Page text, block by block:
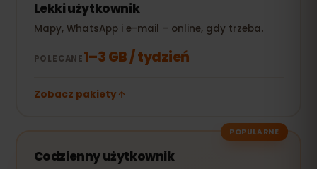
Lekki użytkownik
Mapy, WhatsApp i e-mail – online, gdy trzeba.
POLECANE1–3 GB / tydzień
Zobacz pakiety
POPULARNE
Codzienny użytkownik